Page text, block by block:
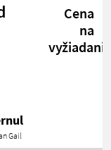
Cena
na
Gail